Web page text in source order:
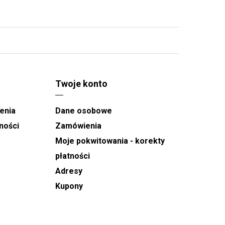
Twoje konto
Dane osobowe
Zamówienia
Moje pokwitowania - korekty
płatności
Adresy
Kupony